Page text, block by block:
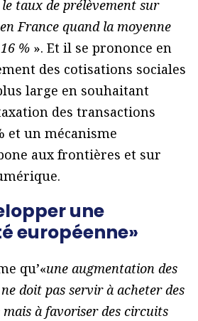
taux de prélèvement sur
France quand la moyenne
% ». Et il se prononce en
des cotisations sociales
large en souhaitant
des transactions
et un mécanisme
aux frontières et sur
une
européenne»
qu’«une augmentation des
doit pas servir à acheter des
à favoriser des circuits